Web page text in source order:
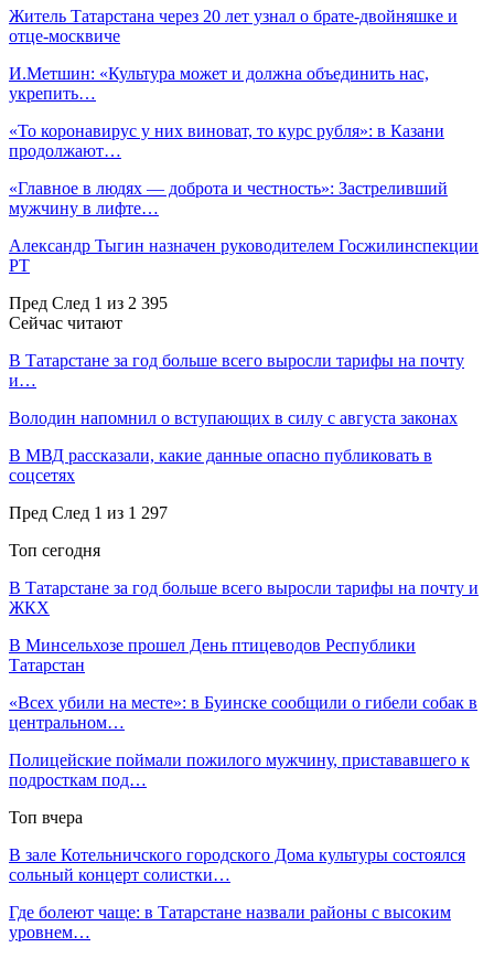
Житель Татарстана через 20 лет узнал о брате-двойняшке и
отце-москвиче
И.Метшин: «Культура может и должна объединить нас,
укрепить…
«То коронавирус у них виноват, то курс рубля»: в Казани
продолжают…
«Главное в людях — доброта и честность»: Застреливший
мужчину в лифте…
Александр Тыгин назначен руководителем Госжилинспекции
РТ
Пред След 1 из 2 395
Сейчас читают
В Татарстане за год больше всего выросли тарифы на почту
и…
Володин напомнил о вступающих в силу с августа законах
В МВД рассказали, какие данные опасно публиковать в
соцсетях
Пред След 1 из 1 297
Топ сегодня
В Татарстане за год больше всего выросли тарифы на почту и
ЖКХ
В Минсельхозе прошел День птицеводов Республики
Татарстан
«Всех убили на месте»: в Буинске сообщили о гибели собак в
центральном…
Полицейские поймали пожилого мужчину, пристававшего к
подросткам под…
Топ вчера
В зале Котельничского городского Дома культуры состоялся
сольный концерт солистки…
Где болеют чаще: в Татарстане назвали районы с высоким
уровнем…